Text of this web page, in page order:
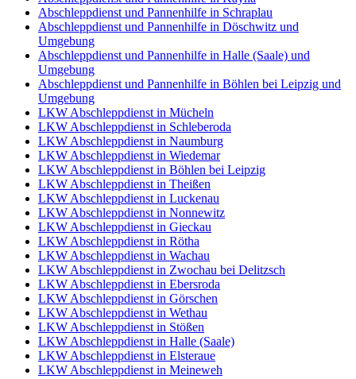
Abschleppdienst und Pannenhilfe in Schraplau
Abschleppdienst und Pannenhilfe in Döschwitz und
Umgebung
Abschleppdienst und Pannenhilfe in Halle (Saale) und
Umgebung
Abschleppdienst und Pannenhilfe in Böhlen bei Leipzig und
Umgebung
LKW Abschleppdienst in Mücheln
LKW Abschleppdienst in Schleberoda
LKW Abschleppdienst in Naumburg
LKW Abschleppdienst in Wiedemar
LKW Abschleppdienst in Böhlen bei Leipzig
LKW Abschleppdienst in Theißen
LKW Abschleppdienst in Luckenau
LKW Abschleppdienst in Nonnewitz
LKW Abschleppdienst in Gieckau
LKW Abschleppdienst in Rötha
LKW Abschleppdienst in Wachau
LKW Abschleppdienst in Zwochau bei Delitzsch
LKW Abschleppdienst in Ebersroda
LKW Abschleppdienst in Görschen
LKW Abschleppdienst in Wethau
LKW Abschleppdienst in Stößen
LKW Abschleppdienst in Halle (Saale)
LKW Abschleppdienst in Elsteraue
LKW Abschleppdienst in Meineweh